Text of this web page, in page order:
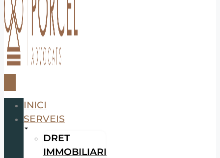
INICI
SERVEIS
DRET
IMMOBILIARI